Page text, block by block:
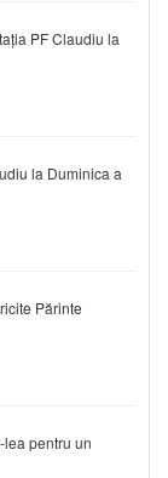
PF Claudiu la
la Duminica a
Părinte
lea pentru un